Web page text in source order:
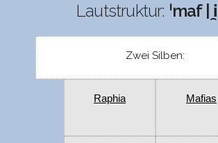
Lautstruktur: ˈmaf |
Zwei Silben:
Raphia Mafias